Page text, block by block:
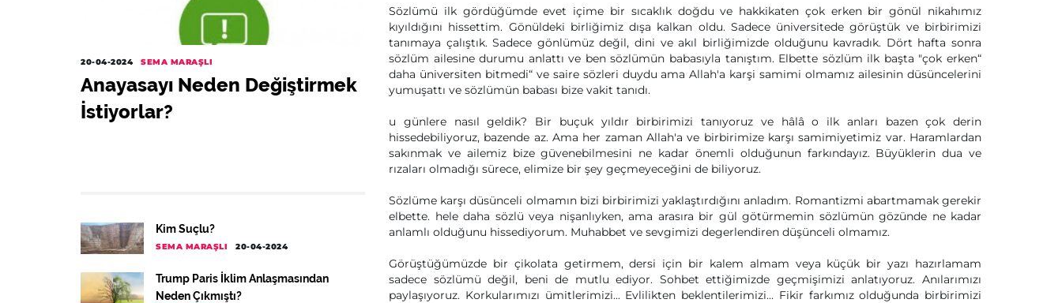
20-04-2024 SEMA MARAŞLI
Anayasayı Neden Değiştirmek
İstiyorlar?
Kim Suçlu?
SEMA MARAŞLI 20-04-2024
Trump Paris İklim Anlaşmasından
Neden Çıkmıştı?
Sözlümü ilk gördüğümde evet içime bir sıcaklık doğdu ve hakkikaten çok erken bir gönül nikahımız
kıyıldığını hissettim. Gönüldeki birliğimiz dışa kalkan oldu. Sadece üniversitede görüştük ve birbirimizi
tanımaya çalıştık. Sadece gönlümüz değil, dini ve akıl birliğimizde olduğunu kavradık. Dört hafta sonra
sözlüm ailesine durumu anlattı ve ben sözlümün babasıyla tanıştım. Elbette sözlüm ilk başta "çok erken“
daha üniversiten bitmedi“ ve saire sözleri duydu ama Allah'a karşi samimi olmamız ailesinin düsüncelerini
yumuşattı ve sözlümün babası bize vakit tanıdı.
u günlere nasıl geldik? Bir buçuk yıldır birbirimizi tanıyoruz ve hâlâ o ilk anları bazen çok derin
hissedebiliyoruz, bazende az. Ama her zaman Allah'a ve birbirimize karşı samimiyetimiz var. Haramlardan
sakınmak ve ailemiz bize güvenebilmesini ne kadar önemli olduğunun farkındayız. Büyüklerin dua ve
rızaları olmadığı sürece, elimize bir şey geçmeyeceğini de biliyoruz.
Sözlüme karşı düsünceli olmamın bizi birbirimizi yaklaştırdığını anladım. Romantizmi abartmamak gerekir
elbette. hele daha sözlü veya nişanlıyken, ama arasıra bir gül götürmemin sözlümün gözünde ne kadar
anlamlı olduğunu hissediyorum. Muhabbet ve sevgimizi degerlendiren düşünceli olmamız.
Görüştüğümüzde bir çikolata getirmem, dersi için bir kalem almam veya küçük bir yazı hazırlamam
sadece sözlümü değil, beni de mutlu ediyor. Sohbet ettiğimizde geçmişimizi anlatıyoruz. Anılarımızı
paylaşıyoruz. Korkularımızı ümitlerimizi... Evlilikten beklentilerimizi... Fikir farkımız olduğunda birbirimizi